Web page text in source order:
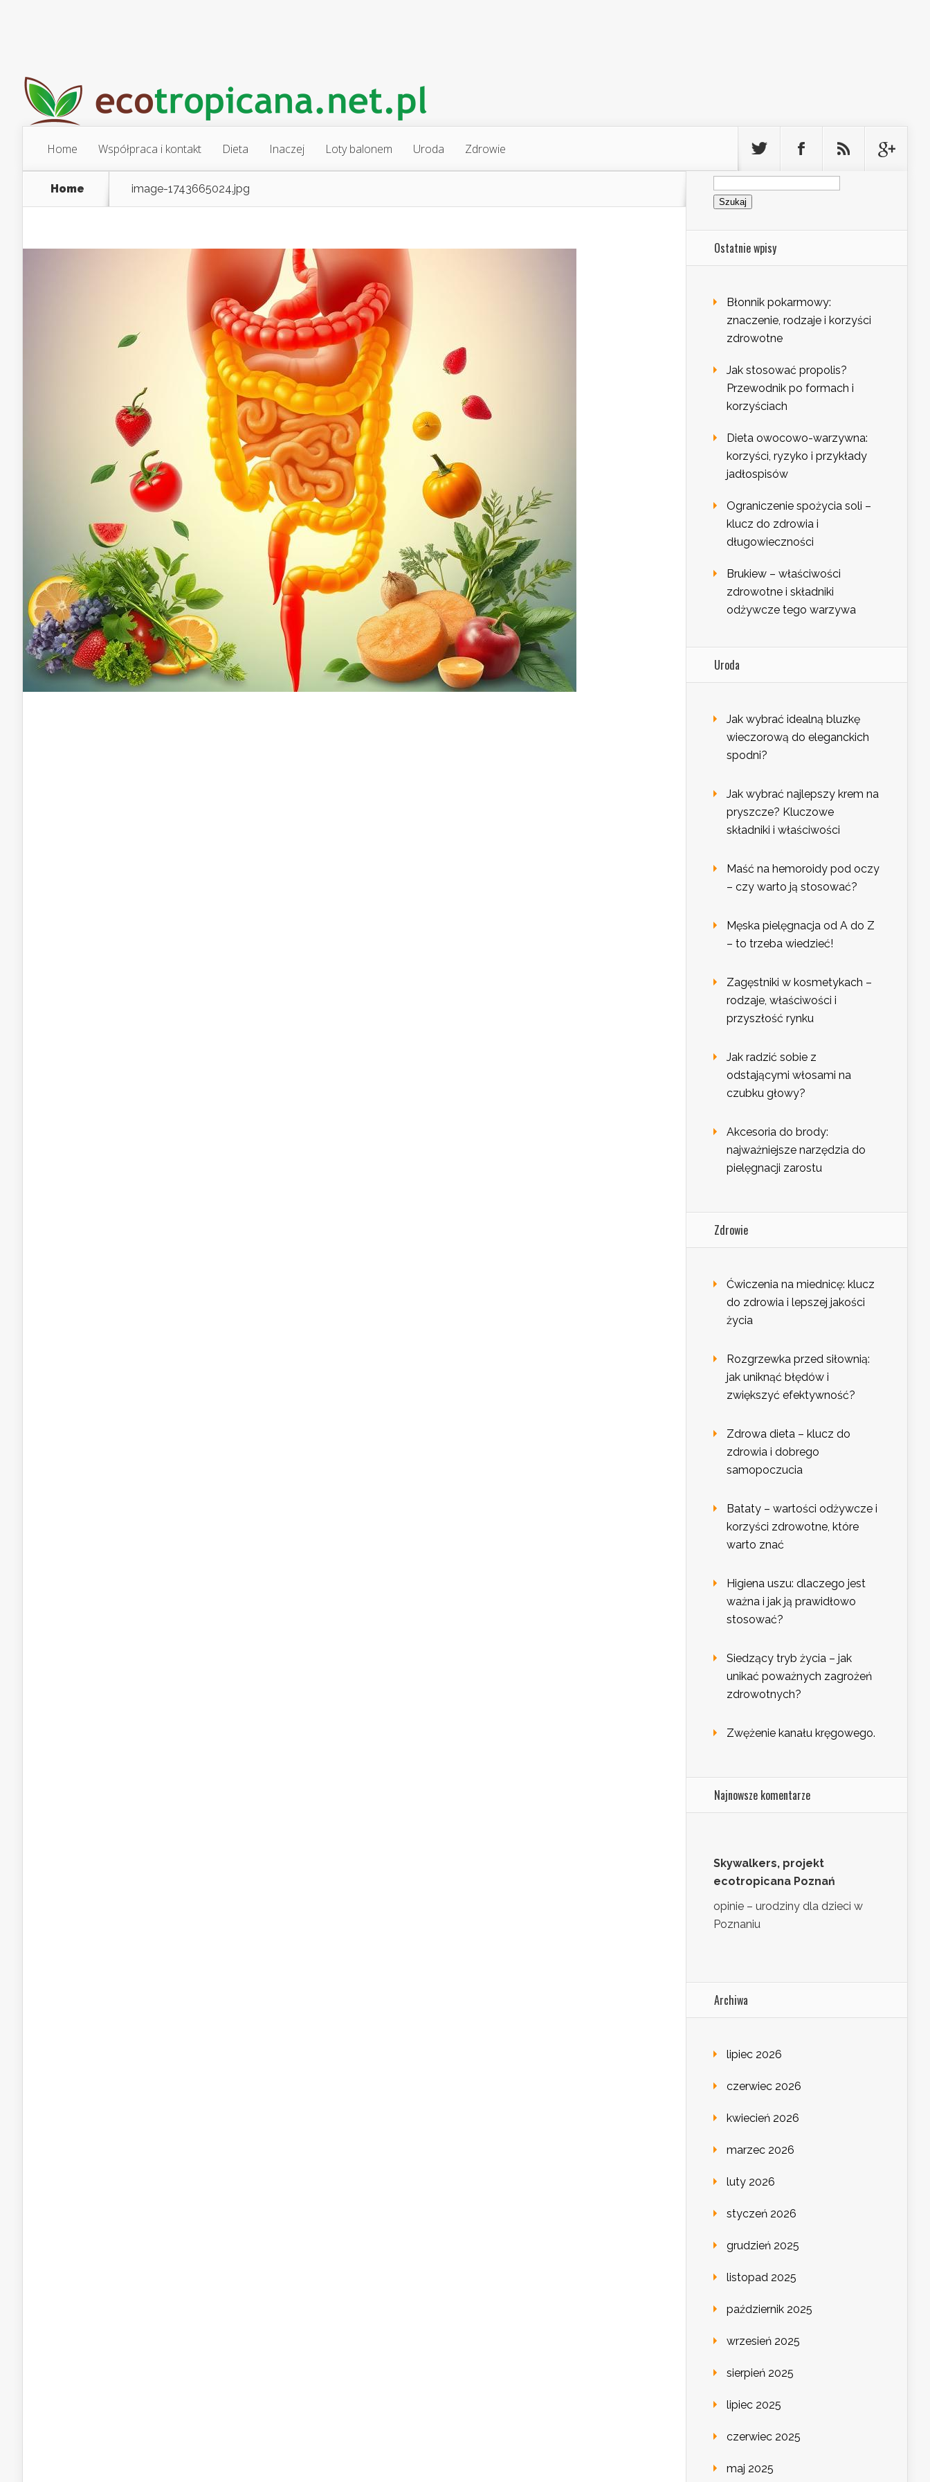
Home Współpraca i kontakt Dieta Inaczej Loty balonem Uroda Zdrowie
Home image-1743665024.jpg
Szukaj:
Ostatnie wpisy
Błonnik pokarmowy:
znaczenie, rodzaje i korzyści
zdrowotne
Jak stosować propolis?
Przewodnik po formach i
korzyściach
Dieta owocowo-warzywna:
korzyści, ryzyko i przykłady
jadłospisów
Ograniczenie spożycia soli –
klucz do zdrowia i
długowieczności
Brukiew – właściwości
zdrowotne i składniki
odżywcze tego warzywa
Uroda
Jak wybrać idealną bluzkę
wieczorową do eleganckich
spodni?
Jak wybrać najlepszy krem na
pryszcze? Kluczowe
składniki i właściwości
Maść na hemoroidy pod oczy
– czy warto ją stosować?
Męska pielęgnacja od A do Z
– to trzeba wiedzieć!
Zagęstniki w kosmetykach –
rodzaje, właściwości i
przyszłość rynku
Jak radzić sobie z
odstającymi włosami na
czubku głowy?
Akcesoria do brody:
najważniejsze narzędzia do
pielęgnacji zarostu
Zdrowie
Ćwiczenia na miednicę: klucz
do zdrowia i lepszej jakości
życia
Rozgrzewka przed siłownią:
jak uniknąć błędów i
zwiększyć efektywność?
Zdrowa dieta – klucz do
zdrowia i dobrego
samopoczucia
Bataty – wartości odżywcze i
korzyści zdrowotne, które
warto znać
Higiena uszu: dlaczego jest
ważna i jak ją prawidłowo
stosować?
Siedzący tryb życia – jak
unikać poważnych zagrożeń
zdrowotnych?
Zwężenie kanału kręgowego.
Najnowsze komentarze
Skywalkers, projekt
ecotropicana Poznań
opinie – urodziny dla dzieci w
Poznaniu
Archiwa
lipiec 2026
czerwiec 2026
kwiecień 2026
marzec 2026
luty 2026
styczeń 2026
grudzień 2025
listopad 2025
październik 2025
wrzesień 2025
sierpień 2025
lipiec 2025
czerwiec 2025
maj 2025